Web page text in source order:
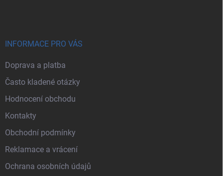
INFORMACE PRO VÁS
Doprava a platba
Často kladené otázky
Hodnocení obchodu
Kontakty
Obchodní podmínky
Reklamace a vrácení
Ochrana osobních údajů